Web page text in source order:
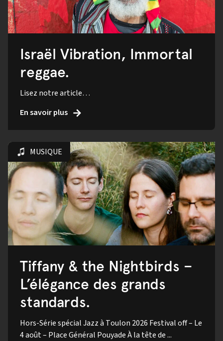
Israël Vibration, Immortal
reggae.
Lisez notre article…
En savoir plus
MUSIQUE
Tiffany & the Nightbirds –
L’élégance des grands
standards.
Hors-Série spécial Jazz à Toulon 2026 Festival off – Le
4 août – Place Général Pouyade À la tête de ...